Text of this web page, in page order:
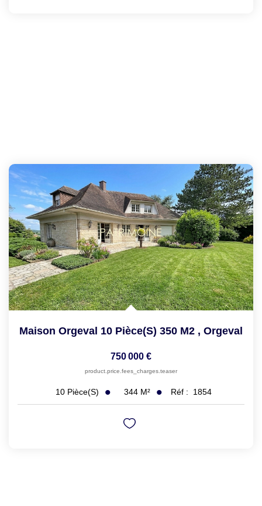
Maison Orgeval 10 Pièce(s) 350 M2 , Orgeval
750 000 €
product.price.fees_charges.teaser
10 Pièce(s) 344 M² Réf : 1854